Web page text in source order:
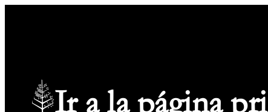
Ir a la página